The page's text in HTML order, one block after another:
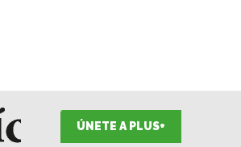
ÚNETE A PLUS+